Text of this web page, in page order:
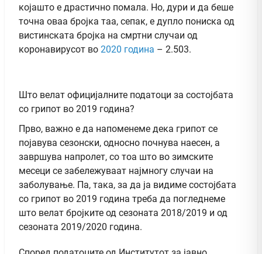
којашто е драстично помала. Но, дури и да беше
точна оваа бројка таа, сепак, е дупло пониска од
вистинската бројка на смртни случаи од
коронавирусот во 2020 година – 2.503.
Што велат официјалните податоци за состојбата
со грипот во 2019 година?
Прво, важно е да напоменеме дека грипот се
појавува сезонски, односно почнува наесен, а
завршува напролет, со тоа што во зимските
месеци се забележуваат најмногу случаи на
заболување. Па, така, за да ја видиме состојбата
со грипот во 2019 година треба да погледнеме
што велат бројките од сезоната 2018/2019 и од
сезоната 2019/2020 година.